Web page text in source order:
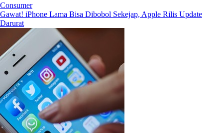
Consumer
Gawat! iPhone Lama Bisa Dibobol Sekejap, Apple Rilis Update
Darurat